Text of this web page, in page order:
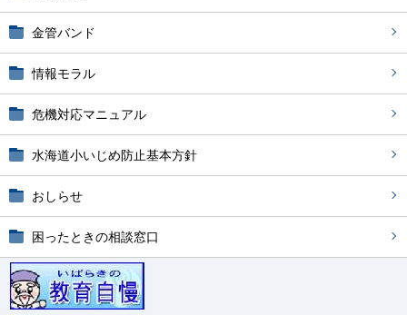
金管バンド
情報モラル
危機対応マニュアル
水海道小いじめ防止基本方針
おしらせ
困ったときの相談窓口